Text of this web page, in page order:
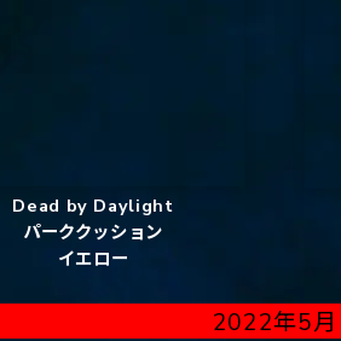
Dead by Daylight
パーククッション
イエロー
2022年5月